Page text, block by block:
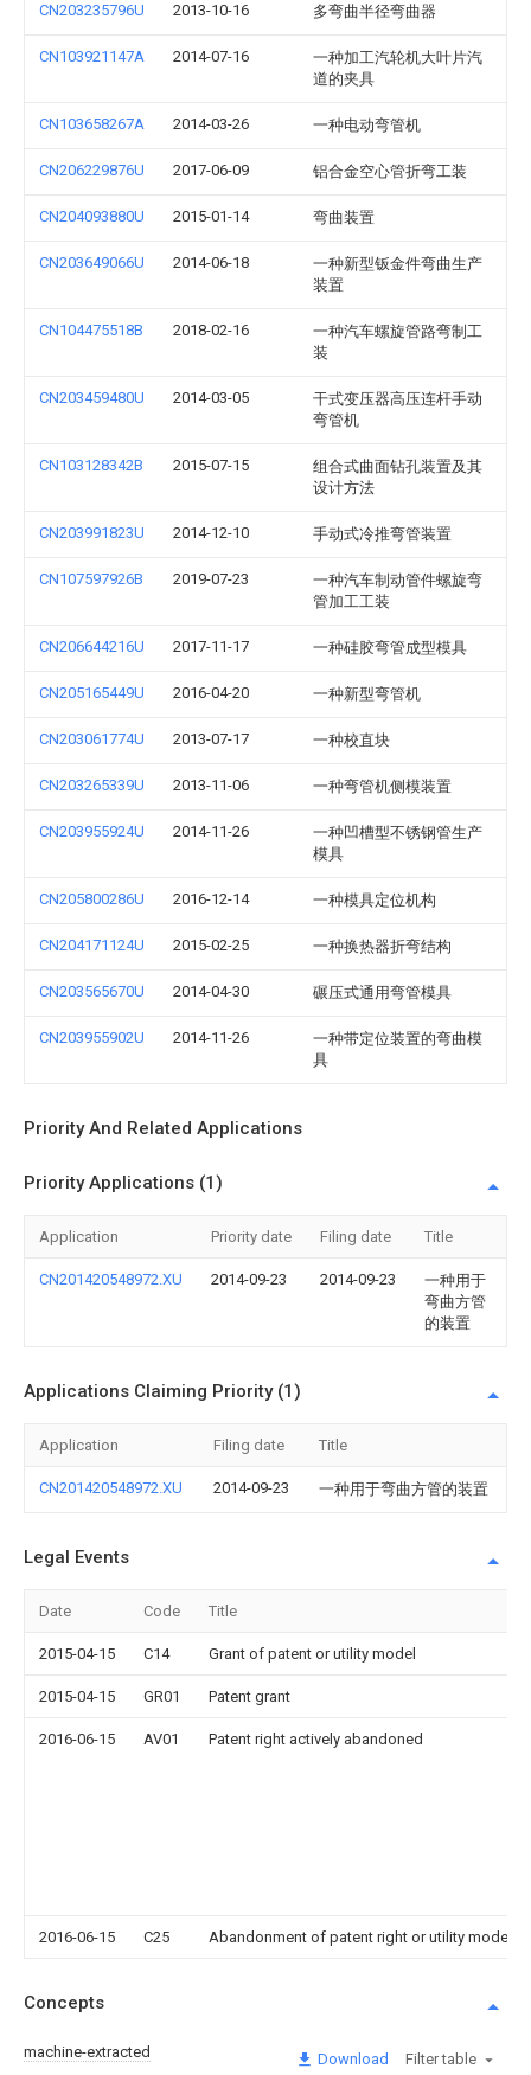
CN203235796U 2013-10-16 多弯曲半径弯曲器
CN103921147A 2014-07-16
一种加工汽轮机大叶片汽
道的夹具
CN103658267A 2014-03-26 一种电动弯管机
CN206229876U 2017-06-09 铝合金空心管折弯工装
CN204093880U 2015-01-14 弯曲装置
CN203649066U 2014-06-18
一种新型钣金件弯曲生产
装置
CN104475518B 2018-02-16
一种汽车螺旋管路弯制工
装
CN203459480U 2014-03-05
干式变压器高压连杆手动
弯管机
CN103128342B 2015-07-15
组合式曲面钻孔装置及其
设计方法
CN203991823U 2014-12-10 手动式冷推弯管装置
CN107597926B 2019-07-23
一种汽车制动管件螺旋弯
管加工工装
CN206644216U 2017-11-17 一种硅胶弯管成型模具
CN205165449U 2016-04-20 一种新型弯管机
CN203061774U 2013-07-17 一种校直块
CN203265339U 2013-11-06 一种弯管机侧模装置
CN203955924U 2014-11-26
一种凹槽型不锈钢管生产
模具
CN205800286U 2016-12-14 一种模具定位机构
CN204171124U 2015-02-25 一种换热器折弯结构
CN203565670U 2014-04-30 碾压式通用弯管模具
CN203955902U 2014-11-26
一种带定位装置的弯曲模
具
Priority And Related Applications
Priority Applications (1)
Application Priority date Filing date Title
CN201420548972.XU 2014-09-23 2014-09-23
一种用于
弯曲方管
的装置
Applications Claiming Priority (1)
Application Filing date Title
CN201420548972.XU 2014-09-23 一种用于弯曲方管的装置
Legal Events
Date Code Title
2015-04-15 C14 Grant of patent or utility model
2015-04-15 GR01 Patent grant
2016-06-15 AV01 Patent right actively abandoned
2016-06-15 C25 Abandonment of patent right or utility model
Concepts
machine-extracted Download Filter table